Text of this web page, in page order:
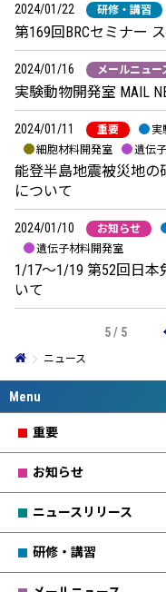
重要
お知らせ
ニュースリリース
研修・講習
2024/01/22 研修・講習
第169回BRCセミナー
2024/01/16 メールニュー
実験動物開発室 MAIL
2024/01/11 重要 実
細胞材料開発室
遺伝
能登半島地震被災地の
について
2024/01/10 お知らせ
遺伝子材料開発室
1/17～1/19 第52回日
いて
5 / 5
ニュース